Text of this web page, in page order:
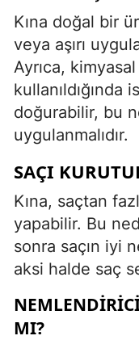
Kına doğal bir
veya aşırı
Ayrıca,
kullanıldığında
doğurabilir, bu
uygulanmalıdır.
SAÇI
Kına, saçtan
yapabilir. Bu
sonra saçın iyi
aksi halde saç
MI?